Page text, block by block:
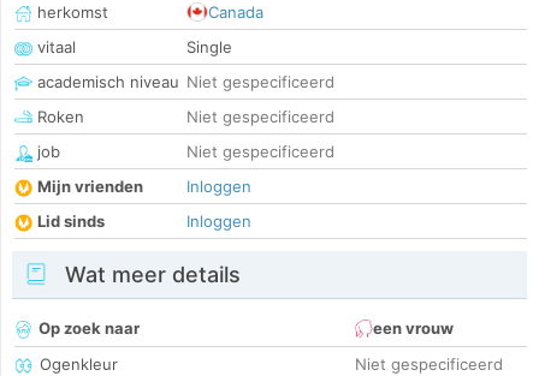
herkomst
Canada
vitaal
Single
academisch niveau Niet gespecificeerd
Roken
Niet gespecificeerd
job
Niet gespecificeerd
Mijn vrienden
Inloggen
Lid sinds
Inloggen
Wat meer details
Op zoek naar
een vrouw
Ogenkleur
Niet gespecificeerd